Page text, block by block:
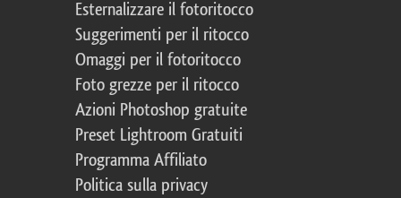
Esternalizzare il fotoritocco
Suggerimenti per il ritocco
Omaggi per il fotoritocco
Foto grezze per il ritocco
Azioni Photoshop gratuite
Preset Lightroom Gratuiti
Programma Affiliato
Politica sulla privacy